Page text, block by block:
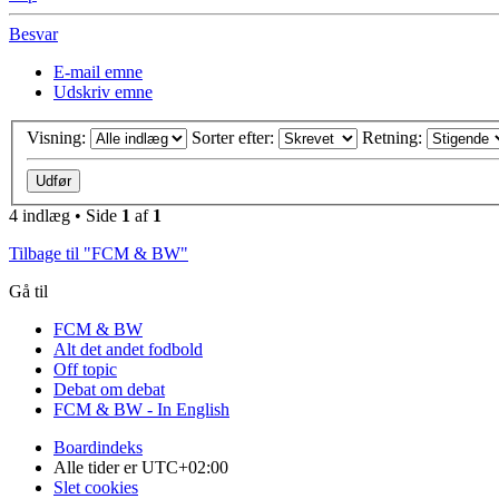
Besvar
E-mail emne
Udskriv emne
Visning: Sorter efter: Retning:
4 indlæg • Side 1 af 1
Tilbage til "FCM & BW"
Gå til
FCM & BW
Alt det andet fodbold
Off topic
Debat om debat
FCM & BW - In English
Boardindeks
Alle tider erUTC+02:00
Slet cookies